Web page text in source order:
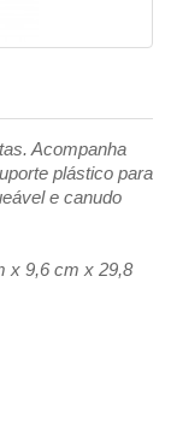
Acompanha
plástico para
e canudo
x 9,6 cm x 29,8